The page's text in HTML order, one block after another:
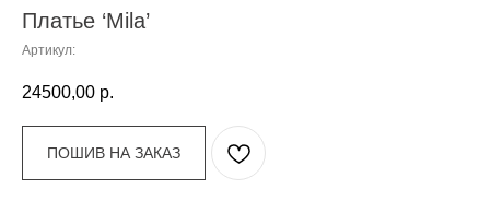
Платье ‘Mila’
Артикул:
24500,00 р.
ПОШИВ НА ЗАКАЗ